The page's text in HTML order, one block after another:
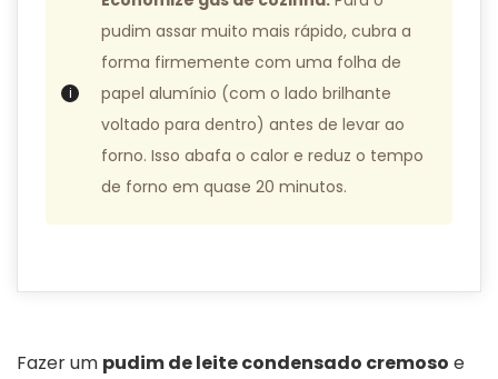
pudim assar muito mais rápido, cubra a
forma firmemente com uma folha de
papel alumínio (com o lado brilhante
voltado para dentro) antes de levar ao
forno. Isso abafa o calor e reduz o tempo
de forno em quase 20 minutos.
Fazer um pudim de leite condensado cremoso e